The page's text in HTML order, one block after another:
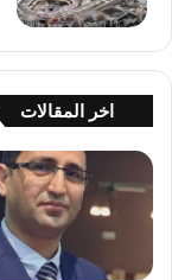
اخر المقالات